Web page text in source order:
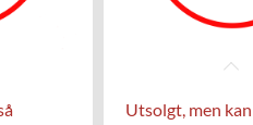
Utsolgt, men